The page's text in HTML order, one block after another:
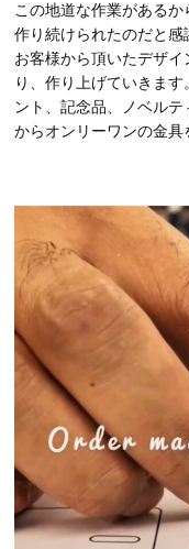
この地道な作業がある
作り続けられたのだと
お客様から頂いたデザ
り、作り上げていきま
ント、記念品、ノベル
からオンリーワンの金具